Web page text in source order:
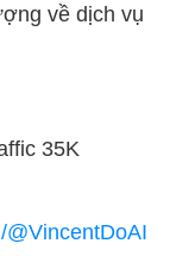
về dịch vụ
35K